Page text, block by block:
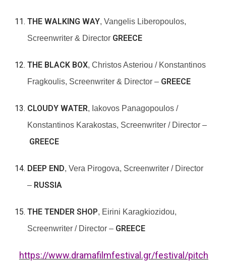
THE WALKING WAY, Vangelis Liberopoulos,
Screenwriter & Director GREECE
THE BLACK BOX, Christos Asteriou / Konstantinos
Fragkoulis, Screenwriter & Director – GREECE
CLOUDY WATER, Iakovos Panagopoulos /
Konstantinos Karakostas, Screenwriter / Director –
GREECE
DEEP END, Vera Pirogova, Screenwriter / Director
– RUSSIA
THE TENDER SHOP, Eirini Karagkiozidou,
Screenwriter / Director – GREECE
https://www.dramafilmfestival.gr/festival/pitch